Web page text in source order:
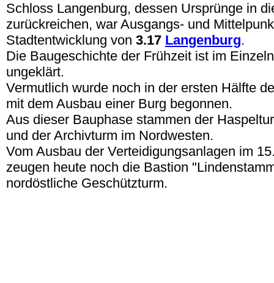
Schloss Langenburg, dessen Ursprünge in
zurückreichen, war Ausgangs- und
Stadtentwicklung von 3.17 Langenburg.
Die Baugeschichte der Frühzeit ist im
ungeklärt.
Vermutlich wurde noch in der ersten Hälfte
mit dem Ausbau einer Burg begonnen.
Aus dieser Bauphase stammen der
und der Archivturm im Nordwesten.
Vom Ausbau der Verteidigungsanlagen im
zeugen heute noch die Bastion
nordöstliche Geschützturm.